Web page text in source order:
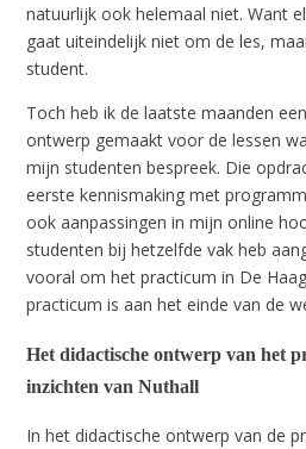
natuurlijk ook helemaal niet. Want
gaat uiteindelijk niet om de les,
student.
Toch heb ik de laatste maanden
ontwerp gemaakt voor de lessen
mijn studenten bespreek. Die
eerste kennismaking met
ook aanpassingen in mijn online
studenten bij hetzelfde vak heb
vooral om het practicum in De
practicum is aan het einde van de
Het didactische ontwerp van het
inzichten van Nuthall
In het didactische ontwerp van de